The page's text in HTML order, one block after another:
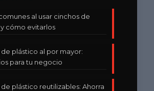
al usar cinchos de
cómo evitarlos
de plástico al por mayor:
para tu negocio
de plástico reutilizables: Ahorra